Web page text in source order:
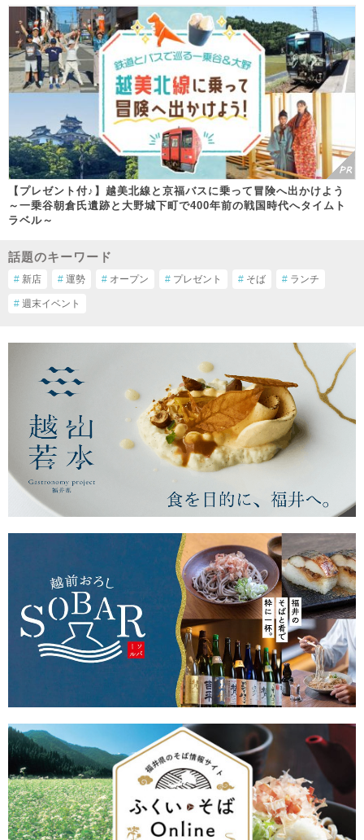
【プレゼント付♪】越美北線と京福バスに乗って冒険へ出かけよう
～一乗谷朝倉氏遺跡と大野城下町で400年前の戦国時代へタイムト
ラベル～
話題のキーワード
# 新店 # 運勢 # オープン # プレゼント # そば # ランチ
# 週末イベント